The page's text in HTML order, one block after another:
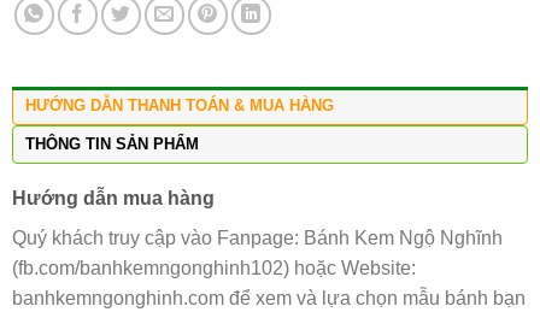
HƯỚNG DẪN THANH TOÁN & MUA HÀNG
THÔNG TIN SẢN PHẨM
Hướng dẫn mua hàng
Quý khách truy cập vào Fanpage: Bánh Kem Ngộ Nghĩnh
(fb.com/banhkemngonghinh102) hoặc Website:
banhkemngonghinh.com để xem và lựa chọn mẫu bánh bạn